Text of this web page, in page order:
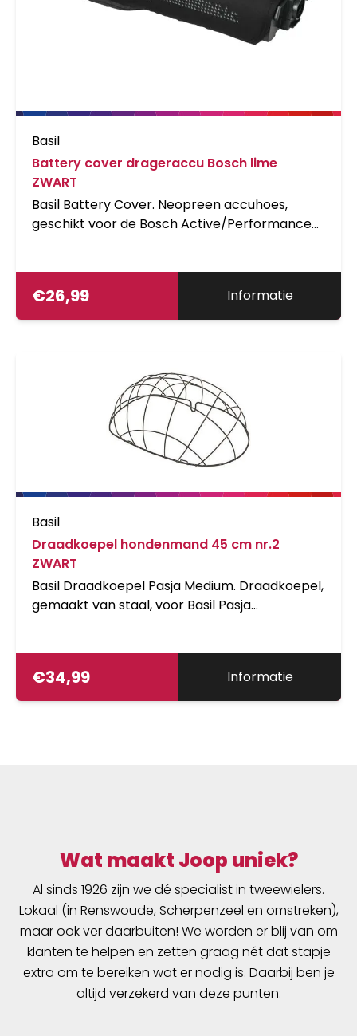
Basil
Battery cover drageraccu Bosch lime
ZWART
Basil Battery Cover. Neopreen accuhoes,
geschikt voor de Bosch Active/Performance
openingen zorgen ervoor dat je zonder
problemen de accuduur kunt nagaan.
€26,99 Informatie
Basil
Draadkoepel hondenmand 45 cm nr.2
ZWART
Basil Draadkoepel Pasja Medium. Draadkoepel,
gemaakt van staal, voor Basil Pasja
(RMDH54022) van de Medium Pasja
dierenmand. Afmetingen: 45 x 36 x 27 cm
€34,99 Informatie
Wat maakt Joop uniek?
Al sinds 1926 zijn we dé specialist in tweewielers.
Lokaal (in Renswoude, Scherpenzeel en omstreken),
maar ook ver daarbuiten! We worden er blij van om
klanten te helpen en zetten graag nét dat stapje
extra om te bereiken wat er nodig is. Daarbij ben je
altijd verzekerd van deze punten: